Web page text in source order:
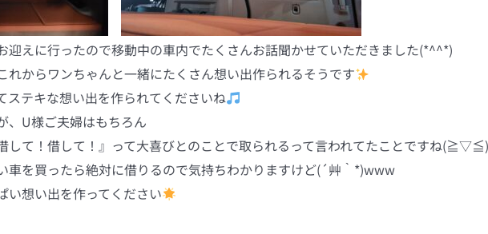
迎えに行ったので移動中の車内でたくさんお話聞かせていただきました(*^^*)
れからワンちゃんと一緒にたくさん想い出作られるそうです
ステキな想い出を作られてくださいね
、U様ご夫婦はもちろん
して！借して！』って大喜びとのことで取られるって言われてたことですね
車を買ったら絶対に借りるので気持ちわかりますけど(´艸｀*)www
い想い出を作ってください